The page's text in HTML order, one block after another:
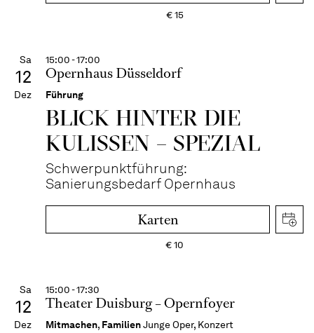
€15
Sa
12
Dez
15:00 - 17:00
Opernhaus Düsseldorf
Führung
BLICK HINTER DIE
KULISSEN – SPEZIAL
Schwerpunktführung:
Sanierungsbedarf Opernhaus
Karten
€10
Sa
12
Dez
15:00 - 17:30
Theater Duisburg – Opernfoyer
Mitmachen, FamilienJunge Oper, Konzert